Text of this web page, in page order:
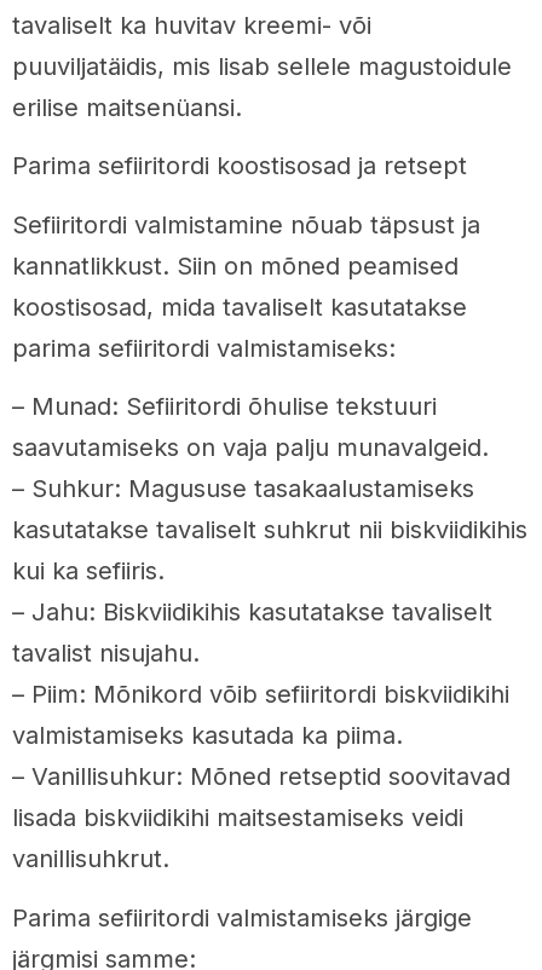
tavaliselt ka huvitav kreemi- või
puuviljatäidis, mis lisab sellele magustoidule
erilise maitsenüansi.
Parima sefiiritordi koostisosad ja retsept
Sefiiritordi valmistamine nõuab täpsust ja
kannatlikkust. Siin on mõned peamised
koostisosad, mida tavaliselt kasutatakse
parima sefiiritordi valmistamiseks:
– Munad: Sefiiritordi õhulise tekstuuri
saavutamiseks on vaja palju munavalgeid.
– Suhkur: Magususe tasakaalustamiseks
kasutatakse tavaliselt suhkrut nii biskviidikihis
kui ka sefiiris.
– Jahu: Biskviidikihis kasutatakse tavaliselt
tavalist nisujahu.
– Piim: Mõnikord võib sefiiritordi biskviidikihi
valmistamiseks kasutada ka piima.
– Vanillisuhkur: Mõned retseptid soovitavad
lisada biskviidikihi maitsestamiseks veidi
vanillisuhkrut.
Parima sefiiritordi valmistamiseks järgige
järgmisi samme: